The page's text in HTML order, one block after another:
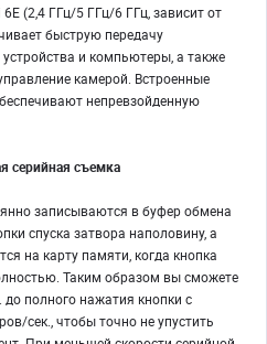
(2,4 ГГц/5 ГГц/6 ГГц, зависит от
быструю передачу
и компьютеры, а также
камерой. Встроенные
непревзойденную
серийная съемка
записываются в буфер обмена
спуска затвора наполовину, а
на карту памяти, когда кнопка
Таким образом вы сможете
до полного нажатия кнопки с
сек., чтобы точно не упустить